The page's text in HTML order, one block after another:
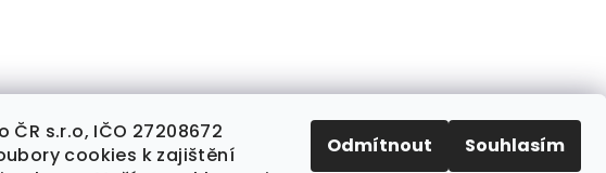
ČR s.r.o, IČO 27208672
cookies k zajištění
Odmítnout Souhlasím